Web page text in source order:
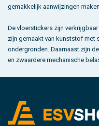
gemakkelijk aanwijzingen
De vloerstickers zijn
zijn gemaakt van kunststof met
ondergronden. Daarnaast zijn
en zwaardere mechanische